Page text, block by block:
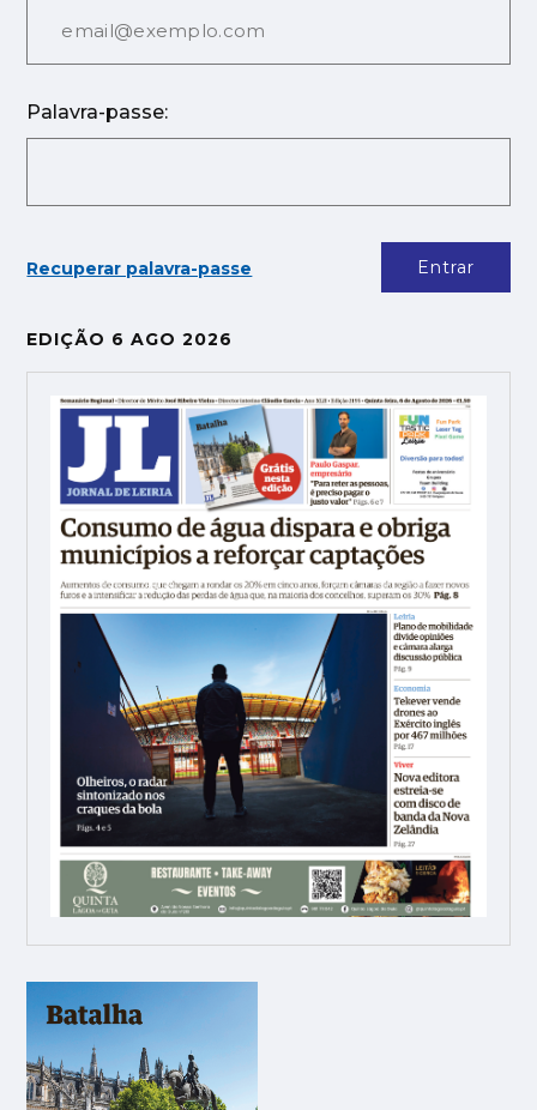
Palavra-passe:
Recuperar palavra-passe Entrar
EDIÇÃO 6 AGO 2026